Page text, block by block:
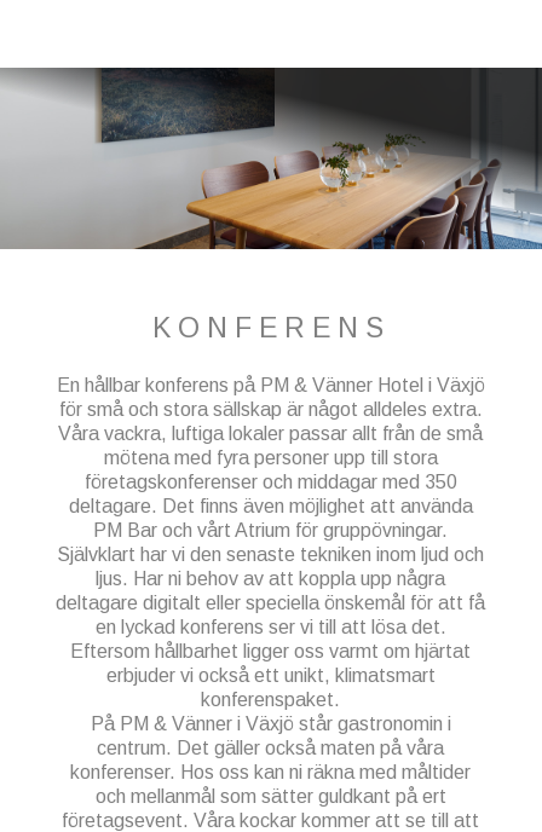
KONFERENS
En hållbar konferens på PM & Vänner Hotel i Växjö
för små och stora sällskap är något alldeles extra.
Våra vackra, luftiga lokaler passar allt från de små
mötena med fyra personer upp till stora
företagskonferenser och middagar med 350
deltagare. Det finns även möjlighet att använda
PM Bar och vårt Atrium för gruppövningar.
Självklart har vi den senaste tekniken inom ljud och
ljus. Har ni behov av att koppla upp några
deltagare digitalt eller speciella önskemål för att få
en lyckad konferens ser vi till att lösa det.
Eftersom hållbarhet ligger oss varmt om hjärtat
erbjuder vi också ett unikt, klimatsmart
konferenspaket.
På PM & Vänner i Växjö står gastronomin i
centrum. Det gäller också maten på våra
konferenser. Hos oss kan ni räkna med måltider
och mellanmål som sätter guldkant på ert
företagsevent. Våra kockar kommer att se till att